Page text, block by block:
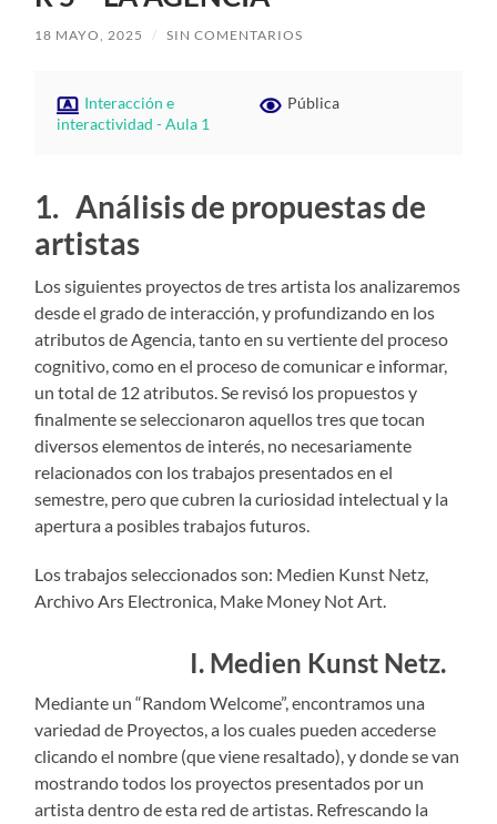
18 MAYO, 2025 / SIN COMENTARIOS
Interacción e
interactividad - Aula 1
Pública
1. Análisis de propuestas de
artistas
Los siguientes proyectos de tres artista los analizaremos
desde el grado de interacción, y profundizando en los
atributos de Agencia, tanto en su vertiente del proceso
cognitivo, como en el proceso de comunicar e informar,
un total de 12 atributos. Se revisó los propuestos y
finalmente se seleccionaron aquellos tres que tocan
diversos elementos de interés, no necesariamente
relacionados con los trabajos presentados en el
semestre, pero que cubren la curiosidad intelectual y la
apertura a posibles trabajos futuros.
Los trabajos seleccionados son: Medien Kunst Netz,
Archivo Ars Electronica, Make Money Not Art.
I. Medien Kunst Netz.
Mediante un “Random Welcome”, encontramos una
variedad de Proyectos, a los cuales pueden accederse
clicando el nombre (que viene resaltado), y donde se van
mostrando todos los proyectos presentados por un
artista dentro de esta red de artistas. Refrescando la